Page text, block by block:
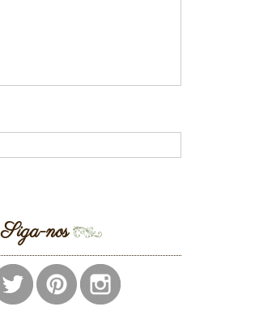
Siga-nos